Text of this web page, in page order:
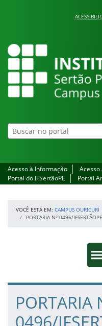
Campus
Acesso à Informação Acesso
Portal do IFSertãoPE
Portal
VOCÊ ESTÁ EM: CAMPUS OURICURI
PORTARIA Nº 0496/
Fim da navegação
Início do conteúdo
PORTARIA